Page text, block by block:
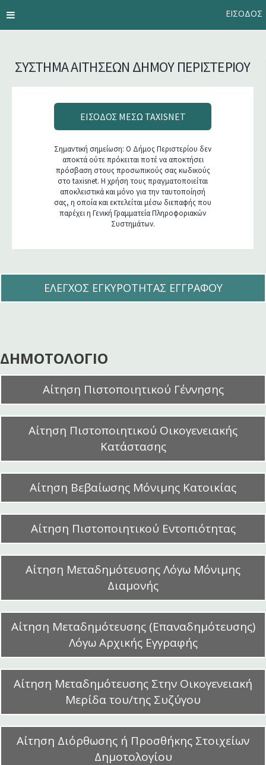
Toggle menu navigation ΕΙΣΟΔΟΣ
ΣΥΣΤΗΜΑ ΑΙΤΗΣΕΩΝ ΔΗΜΟΥ ΠΕΡΙΣΤΕΡΙΟΥ
ΕΙΣΟΔΟΣ ΜΕΣΩ TAXISNET
Σημαντική σημείωση: Ο Δήμος Περιστερίου δεν
αποκτά ούτε πρόκειται ποτέ να αποκτήσει
πρόσβαση στους προσωπικούς σας κωδικούς
στο taxisnet. Η χρήση τους πραγματοποιείται
αποκλειστικά και μόνο για την ταυτοποίησή
σας, η οποία και εκτελείται μέσω διεπαφής που
παρέχει η Γενική Γραμματεία Πληροφοριακών
Συστημάτων.
ΕΛΕΓΧΟΣ ΕΓΚΥΡΟΤΗΤΑΣ ΕΓΓΡΑΦΟΥ
ΔΗΜΟΤΟΛΟΓΙΟ
Αίτηση Πιστοποιητικού Γέννησης
Αίτηση Πιστοποιητικού Οικογενειακής
Κατάστασης
Αίτηση Βεβαίωσης Μόνιμης Κατοικίας
Αίτηση Πιστοποιητικού Εντοπιότητας
Αίτηση Μεταδημότευσης Λόγω Μόνιμης
Διαμονής
Αίτηση Μεταδημότευσης (Επαναδημότευσης)
Λόγω Αρχικής Εγγραφής
Αίτηση Μεταδημότευσης Στην Οικογενειακή
Μερίδα του/της Συζύγου
Αίτηση Διόρθωσης ή Προσθήκης Στοιχείων
Δημοτολογίου